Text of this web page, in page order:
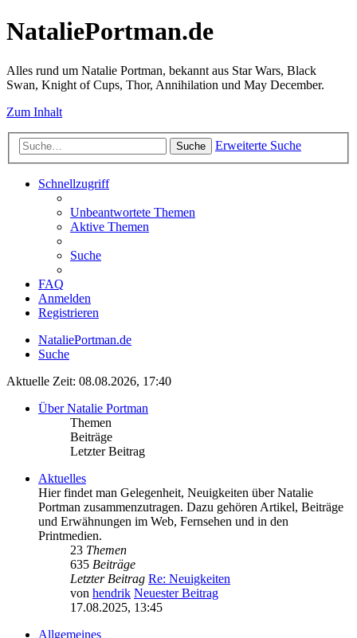
NataliePortman.de
Alles rund um Natalie Portman, bekannt aus Star Wars, Black
Swan, Knight of Cups, Thor, Annihilation und May December.
Zum Inhalt
Suche Erweiterte Suche
Schnellzugriff
Unbeantwortete Themen
Aktive Themen
Suche
FAQ
Anmelden
Registrieren
NataliePortman.de
Suche
Aktuelle Zeit: 08.08.2026, 17:40
Über Natalie Portman
Themen
Beiträge
Letzter Beitrag
Aktuelles
Hier findet man Gelegenheit, Neuigkeiten über Natalie
Portman zusammenzutragen. Dazu gehören Artikel, Beiträge
und Erwähnungen im Web, Fernsehen und in den
Printmedien.
23 Themen
635 Beiträge
Letzter Beitrag Re: Neuigkeiten
von hendrik Neuester Beitrag
17.08.2025, 13:45
Allgemeines